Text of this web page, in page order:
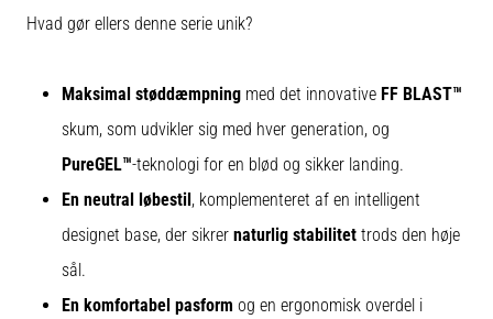
kendt
iliotibialbåndsyndrom
(ITBS),
meget
almindeligt
helbredsproblem,
som
Hvad gør ellers denne serie unik?
Maksimal støddæmpning med det innovative FF BLAST™
skum, som udvikler sig med hver generation, og
PureGEL™-teknologi for en blød og sikker landing.
En neutral løbestil, komplementeret af en intelligent
designet base, der sikrer naturlig stabilitet trods den høje
sål.
En komfortabel pasform og en ergonomisk overdel i